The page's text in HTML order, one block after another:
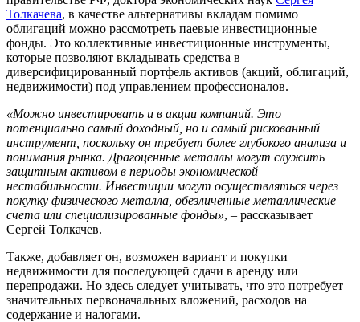
Толкачева, в качестве альтернативы вкладам помимо
облигаций можно рассмотреть паевые инвестиционные
фонды. Это коллективные инвестиционные инструменты,
которые позволяют вкладывать средства в
диверсифицированный портфель активов (акций, облигаций,
недвижимости) под управлением профессионалов.
«Можно инвестировать и в акции компаний. Это
потенциально самый доходный, но и самый рискованный
инструмент, поскольку он требует более глубокого анализа и
понимания рынка. Драгоценные металлы могут служить
защитным активом в периоды экономической
нестабильности. Инвестиции могут осуществляться через
покупку физического металла, обезличенные металлические
счета или специализированные фонды», – рассказывает
Сергей Толкачев.
Также, добавляет он, возможен вариант и покупки
недвижимости для последующей сдачи в аренду или
перепродажи. Но здесь следует учитывать, что это потребует
значительных первоначальных вложений, расходов на
содержание и налогами.